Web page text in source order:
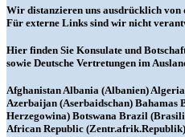
Wir distanzieren uns ausdrücklich von
Für externe Links sind wir nicht
Hier finden Sie Konsulate und
sowie Deutsche Vertretungen im
Afghanistan Albania (Albanien)
Azerbaijan (Aserbaidschan) Bahamas
Herzegowina) Botswana Brazil
African Republic